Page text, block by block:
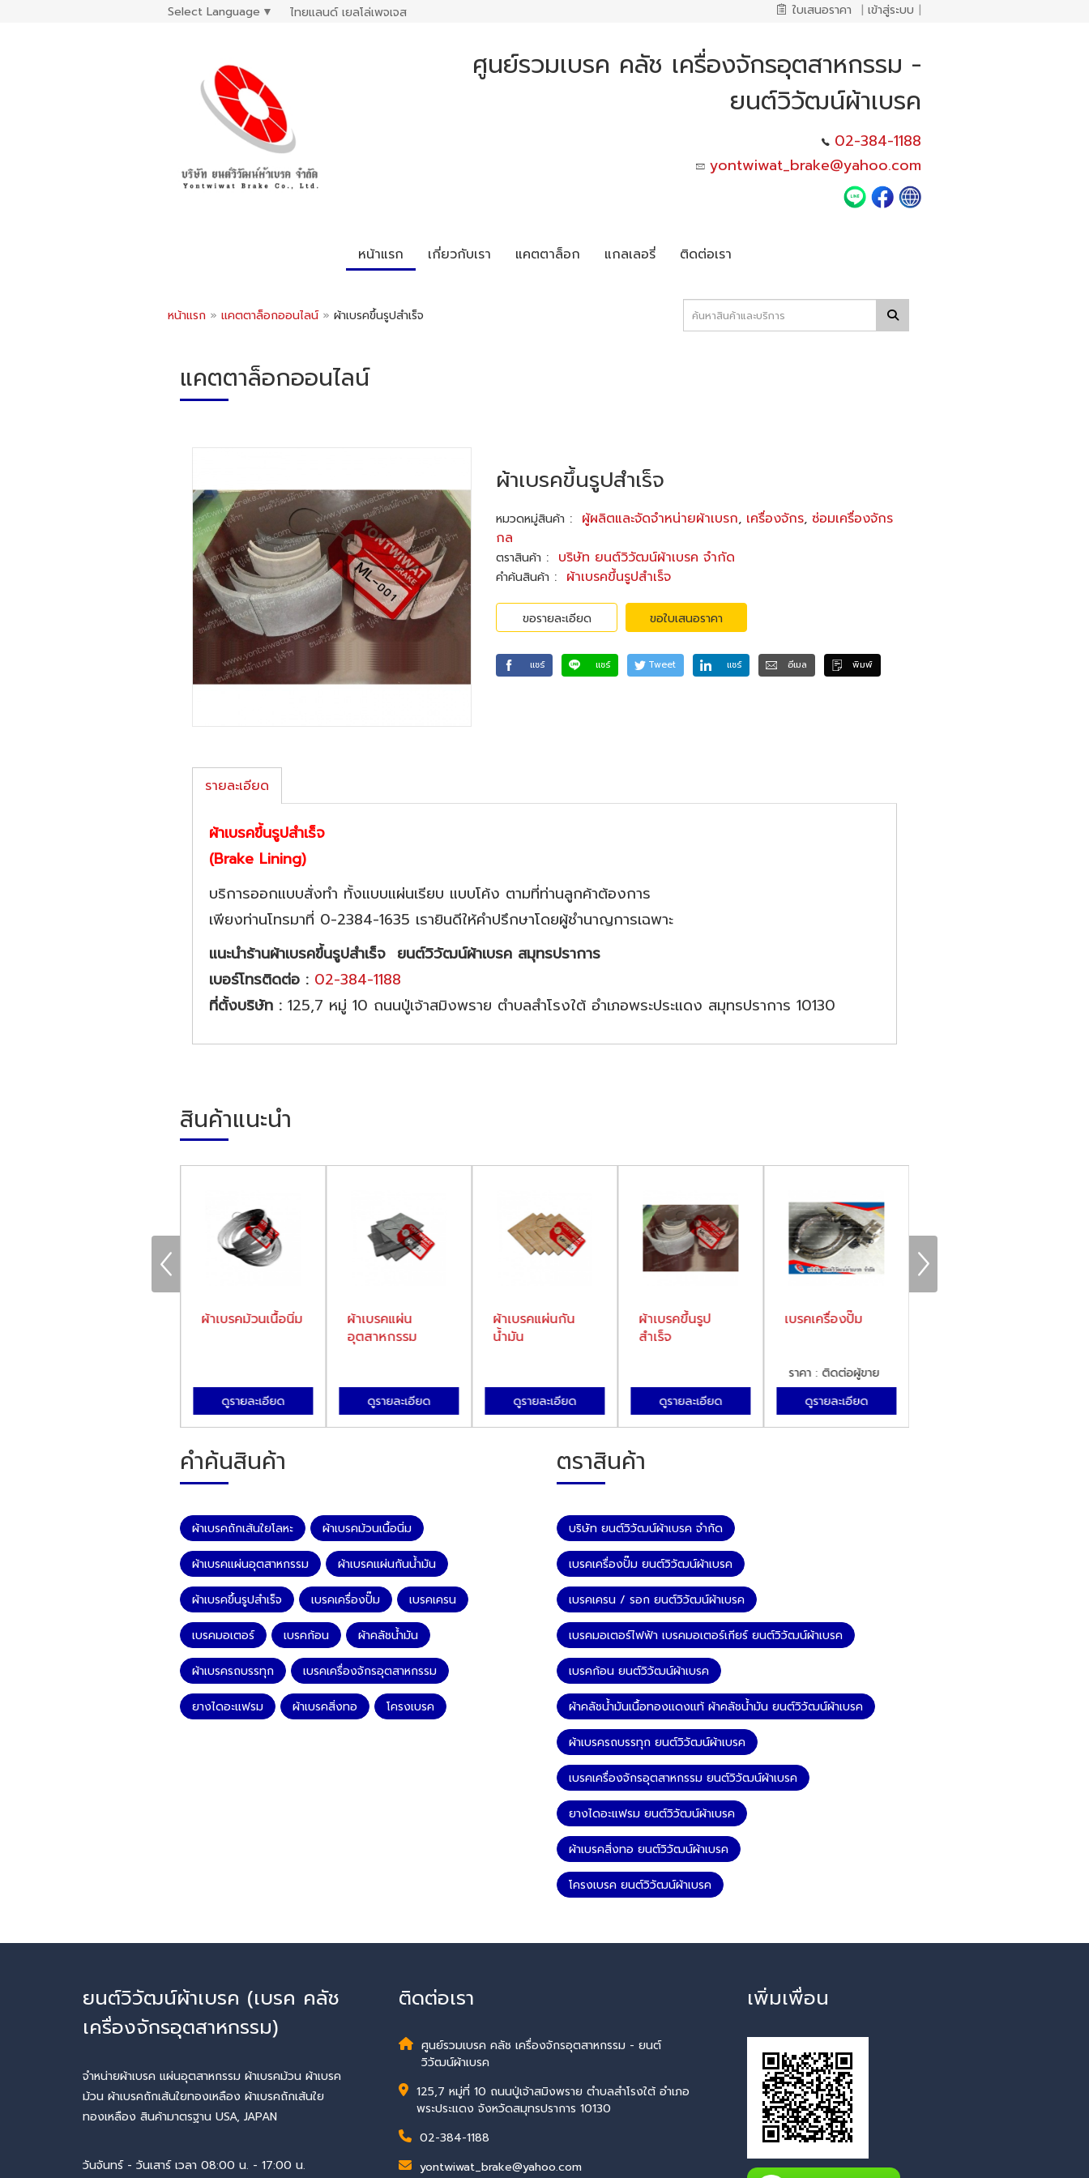
Select Language ▼ ไทยแลนด์ เยลโล่เพจเจส ใบเสนอราคา | เข้าสู่ระบบ |
ศูนย์รวมเบรค คลัช เครื่องจักรอุตสาหกรรม -
ยนต์วิวัฒน์ผ้าเบรค
02-384-1188
yontwiwat_brake@yahoo.com
หน้าแรก เกี่ยวกับเรา แคตตาล็อก แกลเลอรี่ ติดต่อเรา
หน้าแรก » แคตตาล็อกออนไลน์ » ผ้าเบรคขึ้นรูปสำเร็จ
แคตตาล็อกออนไลน์
ผ้าเบรคขึ้นรูปสำเร็จ
หมวดหมู่สินค้า : ผู้ผลิตและจัดจำหน่ายผ้าเบรก, เครื่องจักร, ซ่อมเครื่องจักร
กล
ตราสินค้า : บริษัท ยนต์วิวัฒน์ผ้าเบรค จำกัด
คำค้นสินค้า : ผ้าเบรคขึ้นรูปสำเร็จ
ขอรายละเอียด ขอใบเสนอราคา
แชร์ แชร์ Tweet แชร์ อีเมล พิมพ์
รายละเอียด
ผ้าเบรคขึ้นรูปสำเร็จ
(Brake Lining)
บริการออกแบบสั่งทำ ทั้งแบบแผ่นเรียบ แบบโค้ง ตามที่ท่านลูกค้าต้องการ
เพียงท่านโทรมาที่ 0-2384-1635 เรายินดีให้คำปรึกษาโดยผู้ชำนาญการเฉพาะ
แนะนำร้านผ้าเบรคขึ้นรูปสำเร็จ ยนต์วิวัฒน์ผ้าเบรค สมุทรปราการ
เบอร์โทรติดต่อ : 02-384-1188
ที่ตั้งบริษัท : 125,7 หมู่ 10 ถนนปู่เจ้าสมิงพราย ตำบลสำโรงใต้ อำเภอพระประแดง สมุทรปราการ 10130
สินค้าแนะนำ
ผ้าเบรคม้วนเนื้อนิ่ม
ดูรายละเอียด
ผ้าเบรคแผ่น
อุตสาหกรรม
ดูรายละเอียด
ผ้าเบรคแผ่นกัน
น้ำมัน
ดูรายละเอียด
ผ้าเบรคขึ้นรูป
สำเร็จ
ดูรายละเอียด
เบรคเครื่องปั๊ม
ราคา : ติดต่อผู้ขาย
ดูรายละเอียด
คำค้นสินค้า
ผ้าเบรคถักเส้นใยโลหะ ผ้าเบรคม้วนเนื้อนิ่ม
ผ้าเบรคแผ่นอุตสาหกรรม ผ้าเบรคแผ่นกันน้ำมัน
ผ้าเบรคขึ้นรูปสำเร็จ เบรคเครื่องปั๊ม เบรคเครน
เบรคมอเตอร์ เบรคก้อน ผ้าคลัชน้ำมัน
ผ้าเบรครถบรรทุก เบรคเครื่องจักรอุตสาหกรรม
ยางไดอะแฟรม ผ้าเบรคสิ่งทอ โครงเบรค
ตราสินค้า
บริษัท ยนต์วิวัฒน์ผ้าเบรค จำกัด
เบรคเครื่องปั๊ม ยนต์วิวัฒน์ผ้าเบรค
เบรคเครน / รอก ยนต์วิวัฒน์ผ้าเบรค
เบรคมอเตอร์ไฟฟ้า เบรคมอเตอร์เกียร์ ยนต์วิวัฒน์ผ้าเบรค
เบรคก้อน ยนต์วิวัฒน์ผ้าเบรค
ผ้าคลัชน้ำมันเนื้อทองแดงแท้ ผ้าคลัชน้ำมัน ยนต์วิวัฒน์ผ้าเบรค
ผ้าเบรครถบรรทุก ยนต์วิวัฒน์ผ้าเบรค
เบรคเครื่องจักรอุตสาหกรรม ยนต์วิวัฒน์ผ้าเบรค
ยางไดอะแฟรม ยนต์วิวัฒน์ผ้าเบรค
ผ้าเบรคสิ่งทอ ยนต์วิวัฒน์ผ้าเบรค
โครงเบรค ยนต์วิวัฒน์ผ้าเบรค
ยนต์วิวัฒน์ผ้าเบรค (เบรค คลัช
เครื่องจักรอุตสาหกรรม)
จำหน่ายผ้าเบรค แผ่นอุตสาหกรรม ผ้าเบรคม้วน ผ้าเบรค
ม้วน ผ้าเบรคถักเส้นใยทองเหลือง ผ้าเบรคถักเส้นใย
ทองเหลือง สินค้ามาตรฐาน USA, JAPAN
วันจันทร์ - วันเสาร์ เวลา 08:00 น. - 17:00 น.
ติดต่อเรา
ศูนย์รวมเบรค คลัช เครื่องจักรอุตสาหกรรม - ยนต์
วิวัฒน์ผ้าเบรค
125,7 หมู่ที่ 10 ถนนปู่เจ้าสมิงพราย ตำบลสำโรงใต้ อำเภอ
พระประแดง จังหวัดสมุทรปราการ 10130
02-384-1188
yontwiwat_brake@yahoo.com
เพิ่มเพื่อน